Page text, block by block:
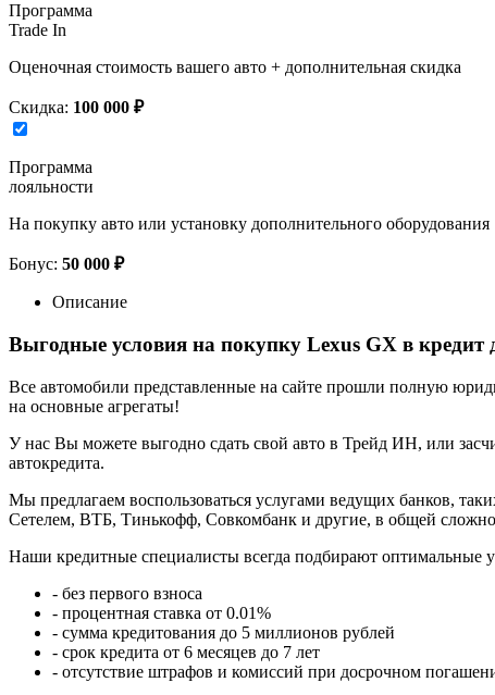
Программа
Trade In
Оценочная стоимость вашего авто + дополнительная скидка
Скидка: 100 000 ₽
Программа
лояльности
На покупку авто или установку дополнительного оборудования
Бонус: 50 000 ₽
Описание
Выгодные условия на покупку Lexus GX в кредит
Все автомобили представленные на сайте прошли полную
на основные агрегаты!
У нас Вы можете выгодно сдать свой авто в Трейд ИН, или
автокредита.
Мы предлагаем воспользоваться услугами ведущих банков,
Сетелем, ВТБ, Тинькофф, Совкомбанк и другие, в общей
Наши кредитные специалисты всегда подбирают
- без первого взноса
- процентная ставка от 0.01%
- сумма кредитования до 5 миллионов рублей
- срок кредита от 6 месяцев до 7 лет
- отсутствие штрафов и комиссий при досрочном